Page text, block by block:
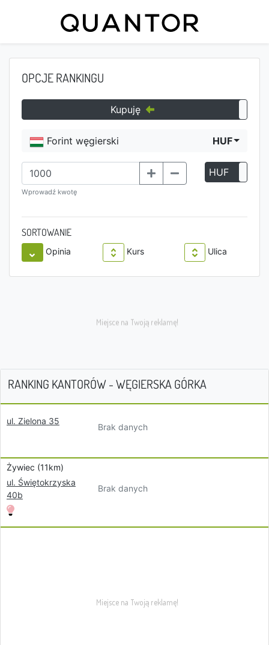
OPCJE RANKINGU
Kupuję
Forint węgierski HUF
Wprowadź kwotę
HUF
SORTOWANIE
Opinia Kurs Ulica
RANKING KANTORÓW - WĘGIERSKA GÓRKA
ul. Zielona 35
Brak danych
Żywiec (11km)
ul. Świętokrzyska
40b
Brak danych